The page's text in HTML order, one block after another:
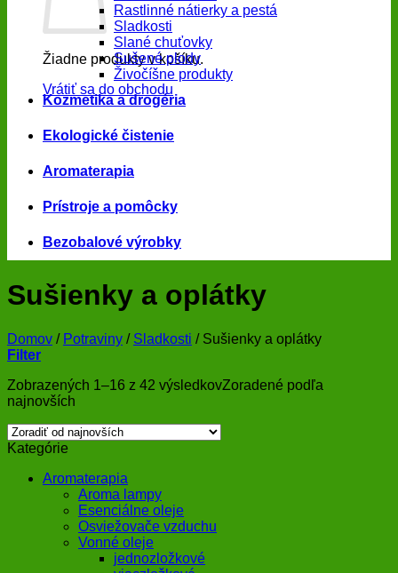
Žiadne produkty v košíku.
Vrátiť sa do obchodu
Rastlinné nátierky a pestá
Sladkosti
Slané chuťovky
Sušené plody
Živočíšne produkty
Kozmetika a drogéria
Ekologické čistenie
Aromaterapia
Prístroje a pomôcky
Bezobalové výrobky
Sušienky a oplátky
Domov / Potraviny / Sladkosti /Sušienky a oplátky
Filter
Zobrazených 1–16 z 42 výsledkovZoradené podľa
najnovších
Kategórie
Aromaterapia
Aroma lampy
Esenciálne oleje
Osviežovače vzduchu
Vonné oleje
jednozložkové